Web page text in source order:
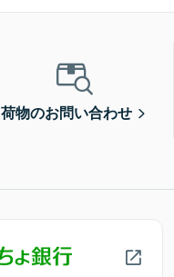
荷物のお問い合わせ